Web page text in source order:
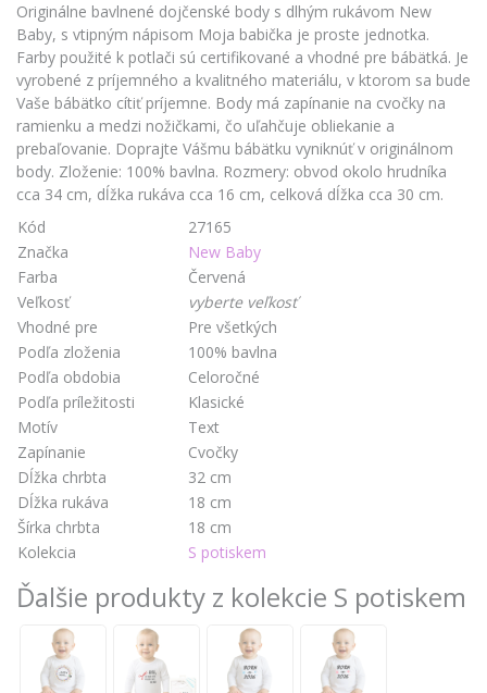
Originálne bavlnené dojčenské body s dlhým rukávom New
Baby, s vtipným nápisom Moja babička je proste jednotka.
Farby použité k potlači sú certifikované a vhodné pre bábätká. Je
vyrobené z príjemného a kvalitného materiálu, v ktorom sa bude
Vaše bábätko cítiť príjemne. Body má zapínanie na cvočky na
ramienku a medzi nožičkami, čo uľahčuje obliekanie a
prebaľovanie. Doprajte Vášmu bábätku vyniknúť v originálnom
body. Zloženie: 100% bavlna. Rozmery: obvod okolo hrudníka
cca 34 cm, dĺžka rukáva cca 16 cm, celková dĺžka cca 30 cm.
Kód
27165
Značka
New Baby
Farba
Červená
Veľkosť
vyberte veľkosť
Vhodné pre
Pre všetkých
Podľa zloženia
100% bavlna
Podľa obdobia
Celoročné
Podľa príležitosti
Klasické
Motív
Text
Zapínanie
Cvočky
Dĺžka chrbta
32 cm
Dĺžka rukáva
18 cm
Šírka chrbta
18 cm
Kolekcia
S potiskem
Ďalšie produkty z kolekcie S potiskem